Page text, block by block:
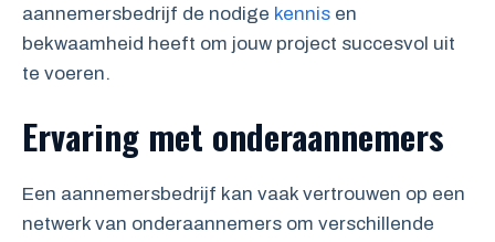
aannemersbedrijf de nodige kennis en
bekwaamheid heeft om jouw project succesvol uit
te voeren.
Ervaring met onderaannemers
Een aannemersbedrijf kan vaak vertrouwen op een
netwerk van onderaannemers om verschillende